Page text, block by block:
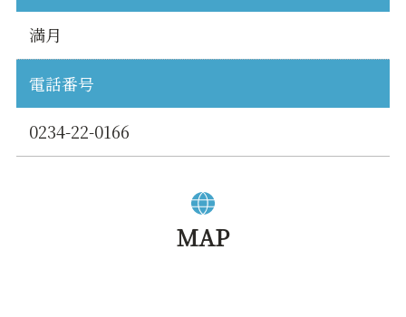
満月
電話番号
0234-22-0166
MAP